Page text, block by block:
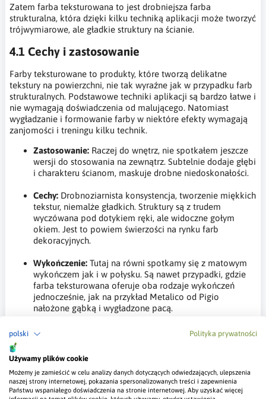
polski Polityka prywatności
Używamy plików cookie
Możemy je zamieścić w celu analizy danych dotyczących odwiedzających, ulepszenia
naszej strony internetowej, pokazania spersonalizowanych treści i zapewnienia
Państwu wspaniałego doświadczenia na stronie internetowej. Aby uzyskać więcej
Zatem farba teksturowana to jest drobniejsza farba
strukturalna, która dzięki kilku techniką aplikacji może tworzyć
trójwymiarowe, ale gładkie struktury na ścianie.
4.1 Cechy i zastosowanie
Farby teksturowane to produkty, które tworzą delikatne
tekstury na powierzchni, nie tak wyraźne jak w przypadku farb
strukturalnych. Podstawowe techniki aplikacji są bardzo łatwe i
nie wymagają doświadczenia od malującego. Natomiast
wygładzanie i formowanie farby w niektóre efekty wymagają
zanjomości i treningu kilku technik.
Zastosowanie: Raczej do wnętrz, nie spotkałem jeszcze
wersji do stosowania na zewnątrz. Subtelnie dodaje głębi
i charakteru ścianom, maskuje drobne niedoskonałości.
Cechy: Drobnoziarnista konsystencja, tworzenie miękkich
tekstur, niemalże gładkich. Struktury są z trudem
wyczówana pod dotykiem ręki, ale widoczne gołym
okiem. Jest to powiem świerzości na rynku farb
dekoracyjnych.
Wykończenie: Tutaj na równi spotkamy się z matowym
wykończem jak i w połysku. Są nawet przypadki, gdzie
farba teksturowana oferuje oba rodzaje wykończeń
jednocześnie, jak na przykład Metalico od Pigio
nałożone gąbką i wygładzone pacą.
4.2 Techniki aplikacji
Aplikacja farb teksturowanych jest zazwyczaj jest tak samo
prosta jak w przypadku farb prostych farb dekoracyjnych i
większość efektów zrobisz samodzielnie bez pomocy
fachowca. Wykonasz je pędzlem do dekoracji.